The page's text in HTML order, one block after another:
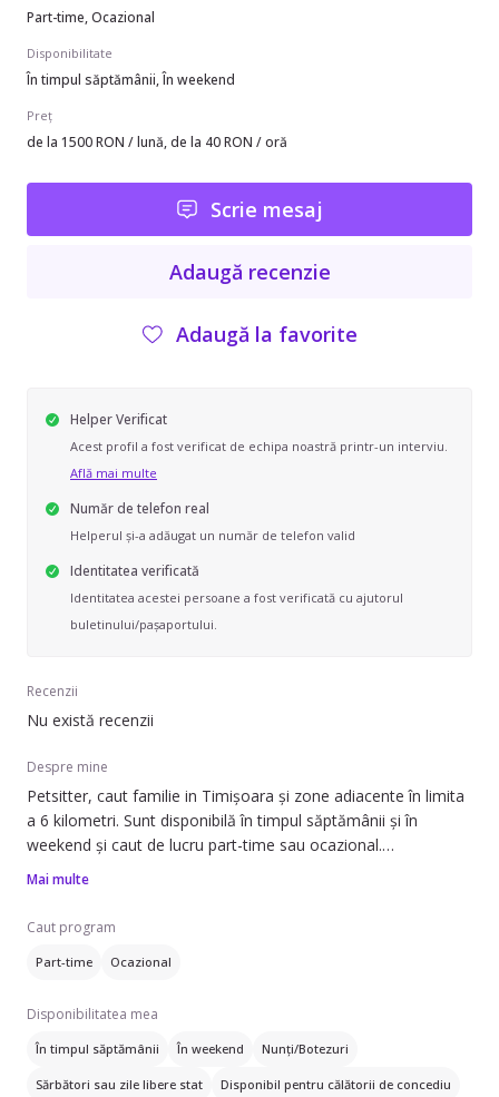
Part-time, Ocazional
Disponibilitate
În timpul săptămânii, În weekend
Preț
de la 1500 RON / lună, de la 40 RON / oră
Scrie mesaj
Adaugă recenzie
Adaugă la favorite
Helper Verificat
Acest profil a fost verificat de echipa noastră printr-un interviu.
Află mai multe
Număr de telefon real
Helperul și-a adăugat un număr de telefon valid
Identitatea verificată
Identitatea acestei persoane a fost verificată cu ajutorul
buletinului/pașaportului.
Recenzii
Nu există recenzii
Despre mine
Petsitter, caut familie in Timișoara și zone adiacente în limita
a 6 kilometri. Sunt disponibilă în timpul săptămânii și în
weekend și caut de lucru part-time sau ocazional.
ani de experiență în acest domeniu. Pot îngriji câini de talie
mică (0-7 kg), câini de talie medie (7-18 kg), câini de talie
mare (18 kg+) și pisici. Serviciile pe care le ofer includ îngrijirea
Vorbesesc engleză și franceză, ceea ce poate fi util în
animalele dumneavoastră, nu ezitați să mă contactați.
Mai multe
Caut program
Part-time Ocazional
Disponibilitatea mea
În timpul săptămânii În weekend Nunți/Botezuri
Sărbători sau zile libere stat Disponibil pentru călătorii de concediu